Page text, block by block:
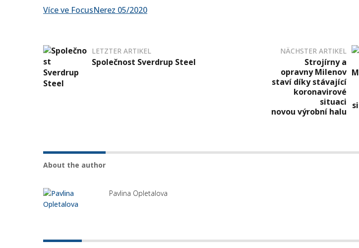
Více ve FocusNerez 05/2020
LETZTER ARTIKEL
Společnost Sverdrup Steel
NÄCHSTER ARTIKEL
Strojírny a
opravny Milenov
staví díky stávající
koronavirové
situaci
novou výrobní halu
About the author
Pavlina Opletalova